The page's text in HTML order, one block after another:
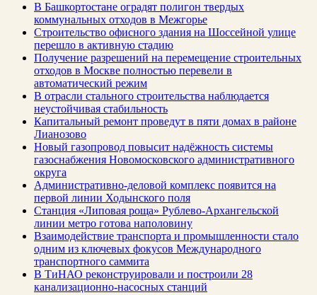
В Башкортостане оградят полигон твердых
коммунальных отходов в Межгорье
Строительство офисного здания на Шоссейной улице
перешло в активную стадию
Получение разрешений на перемещение строительных
отходов в Москве полностью перевели в
автоматический режим
В отрасли стального строительства наблюдается
неустойчивая стабильность
Капитальный ремонт проведут в пяти домах в районе
Лианозово
Новый газопровод повысит надёжность системы
газоснабжения Новомосковского административного
округа
Административно-деловой комплекс появится на
первой линии Ходынского поля
Станция «Липовая роща» Рублево-Архангельской
линии метро готова наполовину
Взаимодействие транспорта и промышленности стало
одним из ключевых фокусов Международного
транспортного саммита
В ТиНАО реконструировали и построили 28
канализационно-насосных станций